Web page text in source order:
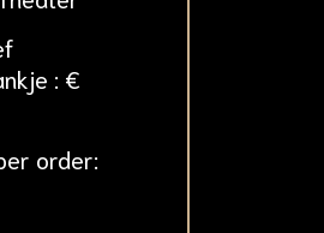
: €
order: